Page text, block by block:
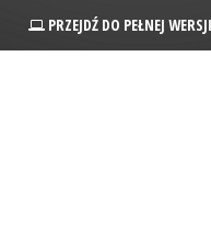
PRZEJDŹ DO PEŁNEJ